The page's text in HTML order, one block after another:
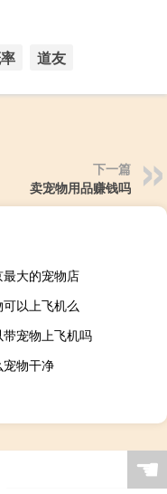
道友
下一篇
卖宠物用品赚钱吗
最大的宠物店
以上飞机么
带宠物上飞机吗
宠物干净
☚